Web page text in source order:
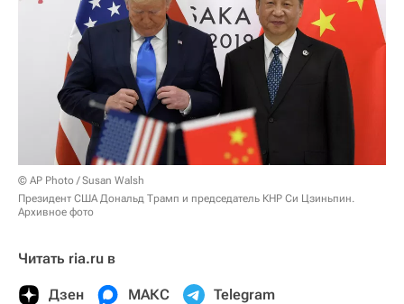
© AP Photo / Susan Walsh
Президент США Дональд Трамп и председатель КНР Си Цзиньпин.
Архивное фото
Читать ria.ru в
Дзен МАКС Telegram